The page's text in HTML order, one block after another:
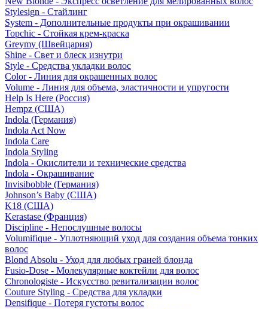
Stylesign - Стайлинг
System - Дополнительные продукты при окрашивании
Topchic - Стойкая крем-краска
Greymy (Швейцария)
Shine - Свет и блеск изнутри
Style - Средства укладки волос
Color - Линия для окрашенных волос
Volume - Линия для объема, эластичности и упругости
Help Is Here (Россия)
Hempz (США)
Indola (Германия)
Indola Act Now
Indola Care
Indola Styling
Indola - Окислители и технические средства
Indola - Окрашивание
Invisibobble (Германия)
Johnson’s Baby (США)
K18 (США)
Kerastase (Франция)
Discipline - Непослушные волосы
Volumifique - Уплотняющий уход для создания объема тонких
волос
Blond Absolu - Уход для любых граней блонда
Fusio-Dose - Молекулярные коктейли для волос
Chronologiste - Искусство ревитализации волос
Couture Styling - Средства для укладки
Densifique - Потеря густоты волос